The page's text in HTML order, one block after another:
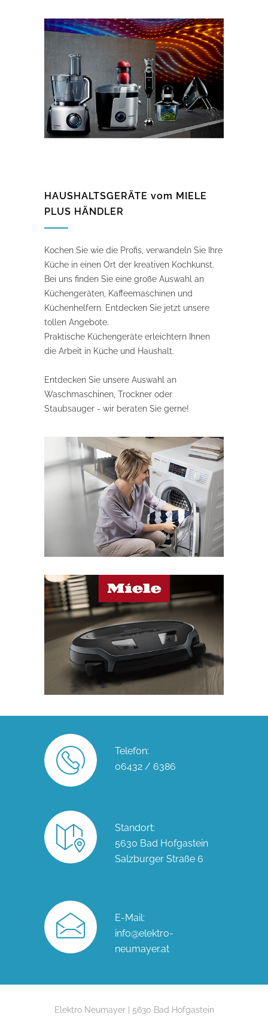
HAUSHALTSGERÄTE vom MIELE
PLUS HÄNDLER
Kochen Sie wie die Profis, verwandeln Sie Ihre
Küche in einen Ort der kreativen Kochkunst.
Bei uns finden Sie eine große Auswahl an
Küchengeräten, Kaffeemaschinen und
Küchenhelfern. Entdecken Sie jetzt unsere
tollen Angebote.
Praktische Küchengeräte erleichtern Ihnen
die Arbeit in Küche und Haushalt.
Entdecken Sie unsere Auswahl an
Waschmaschinen, Trockner oder
Staubsauger - wir beraten Sie gerne!
Telefon:
06432 / 6386
Standort:
5630 Bad Hofgastein
Salzburger Straße 6
E-Mail:
info@elektro-
neumayer.at
Elektro Neumayer | 5630 Bad Hofgastein